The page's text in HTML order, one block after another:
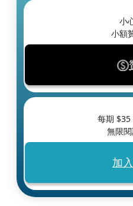
小
小額
每期 $35
無限
加